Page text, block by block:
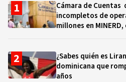
Cámara de
incompletos de
millones en
¿Sabes quién es
dominicana que
años